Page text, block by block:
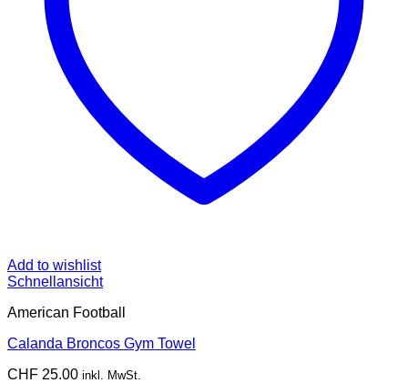
Add to wishlist
Schnellansicht
American Football
Calanda Broncos Gym Towel
CHF 25.00 inkl. MwSt.